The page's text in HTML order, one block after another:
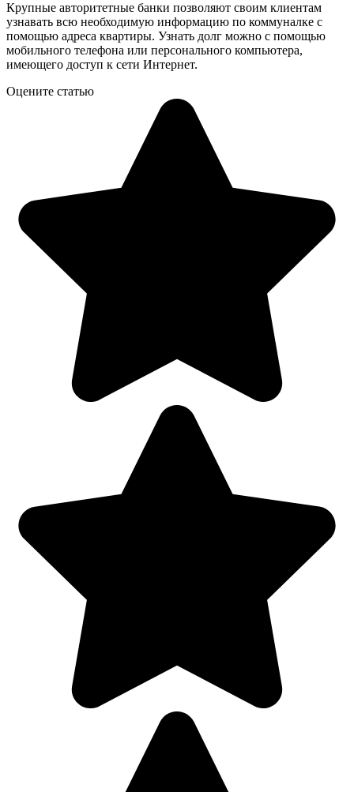
Крупные авторитетные банки позволяют своим клиентам
узнавать всю необходимую информацию по коммуналке с
помощью адреса квартиры. Узнать долг можно с помощью
мобильного телефона или персонального компьютера,
имеющего доступ к сети Интернет.
Оцените статью